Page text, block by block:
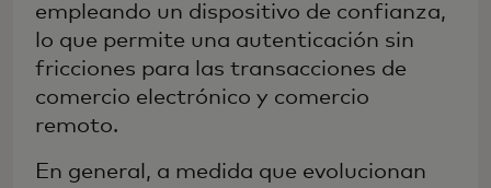
empleando un dispositivo de confianza,
lo que permite una autenticación sin
fricciones para las transacciones de
comercio electrónico y comercio
remoto.
En general, a medida que evolucionan